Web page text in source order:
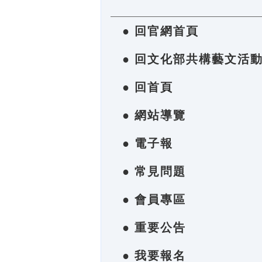
● 回官網首頁
● 回文化部共構藝文活
● 回首頁
● 網站導覽
● 電子報
● 常見問題
● 會員專區
● 重要公告
● 我要報名